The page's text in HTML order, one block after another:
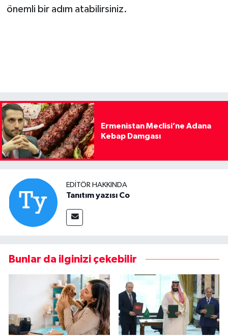
önemli bir adım atabilirsiniz.
Ermenistan Meclisi’ne Adana
Kebap Damgası
EDITÖR HAKKINDA
Tanıtım yazısı Co
Bunlar da ilginizi çekebilir